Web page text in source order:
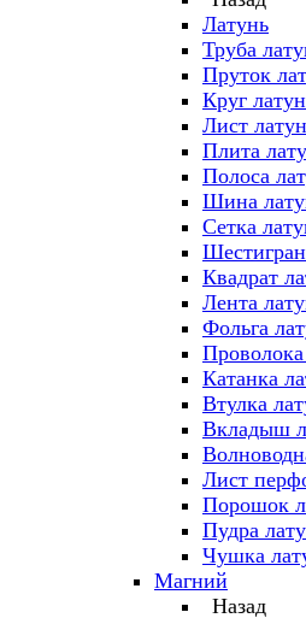
Латунь
Труба
Пруток
Круг
Лист
Плита
Полоса
Шина
Сетка
Квадрат
Лента
Фольга
Катанка
Втулка
Вкладыш
Лист
Порошок
Пудра
Чушка
Магний
Назад